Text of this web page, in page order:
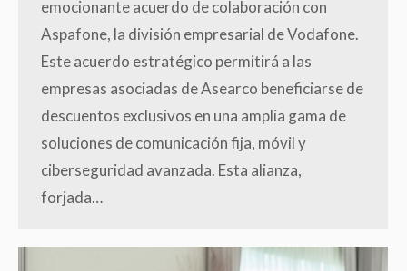
emocionante acuerdo de colaboración con
Aspafone, la división empresarial de Vodafone.
Este acuerdo estratégico permitirá a las
empresas asociadas de Asearco beneficiarse de
descuentos exclusivos en una amplia gama de
soluciones de comunicación fija, móvil y
ciberseguridad avanzada. Esta alianza,
forjada…